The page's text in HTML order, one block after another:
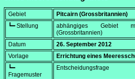
Gebiet
Pitcairn (Grossbritannien)
┗━ Stellung
abhängiges Gebiet
(Grossbritannien)
Datum
26. September 2012
Vorlage
Errichtung eines
┗━
Fragemuster
Entscheidungsfrage